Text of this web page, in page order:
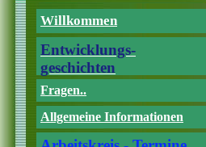
Willkommen
Entwicklungs-
geschichten
Fragen..
Allgemeine Informationen